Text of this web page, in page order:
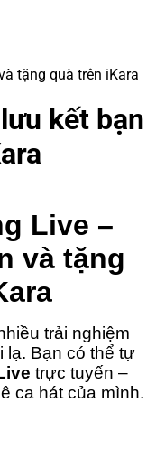
tặng quà trên iKara
kết bạn
Live –
và tặng
trải nghiệm
lạ. Bạn có thể tự
trực tuyến –
ca hát của mình.